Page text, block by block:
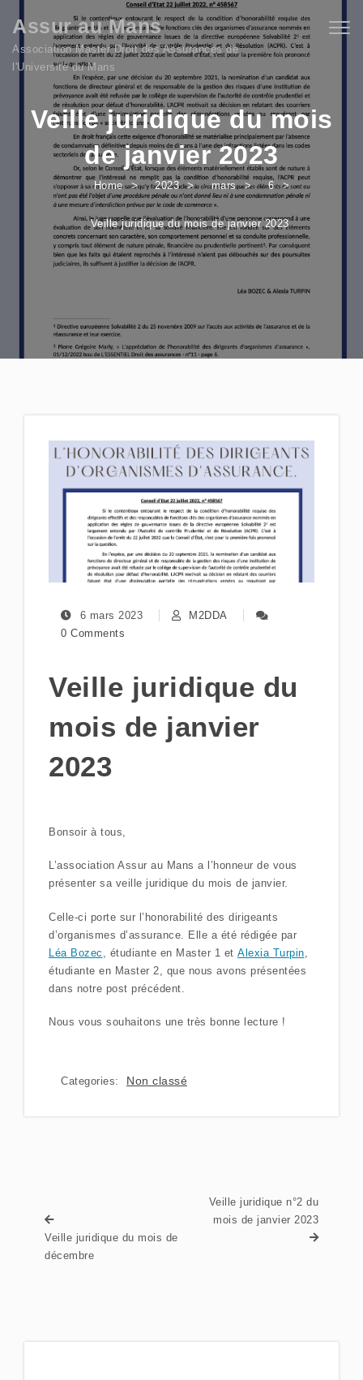
Skip to content
Assur au Mans
Association Master Droit des Assurances de
l'Université du Mans
Veille juridique du mois
de janvier 2023
Home 2023 mars 6
Veille juridique du mois de janvier 2023
6 mars 2023
M2DDA
0 Comments
Veille juridique du
mois de janvier
2023
Bonsoir à tous,
L’association Assur au Mans a l’honneur de vous
présenter sa veille juridique du mois de janvier.
Celle-ci porte sur l’honorabilité des dirigeants
d’organismes d’assurance. Elle a été rédigée par
Léa Bozec , étudiante en Master 1 et Alexia Turpin
étudiante en Master 2, que nous avons présentées
dans notre post précédent.
Nous vous souhaitons une très bonne lecture !
Categories: Non classé
Veille juridique du mois de
décembre
Veille juridique n°2 du
mois de janvier 2023